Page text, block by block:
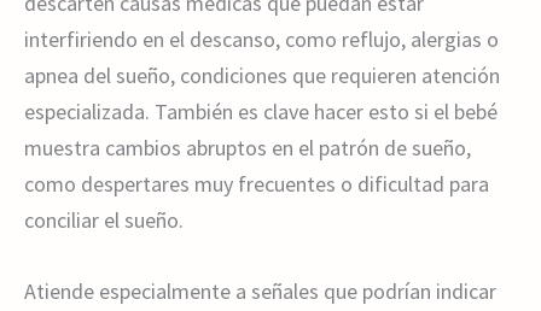
interfiriendo en el descanso, como reflujo, alergias o
apnea del sueño, condiciones que requieren atención
especializada. También es clave hacer esto si el bebé
muestra cambios abruptos en el patrón de sueño,
como despertares muy frecuentes o dificultad para
conciliar el sueño.
Atiende especialmente a señales que podrían indicar